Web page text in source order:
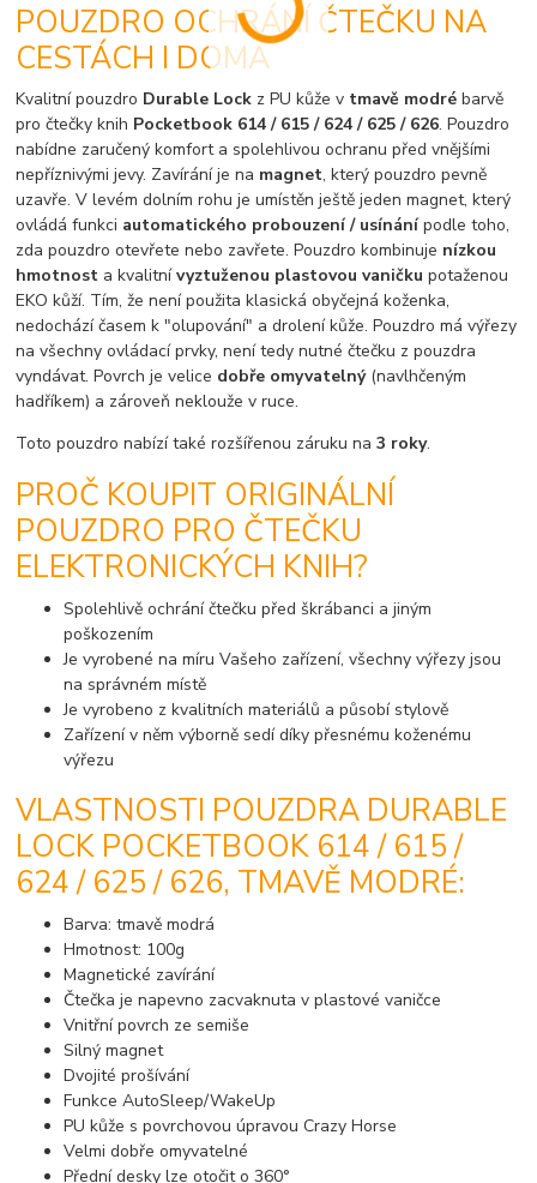
POUZDRO OCHRÁNÍ ČTEČKU NA
CESTÁCH I DOMA
Kvalitní pouzdro Durable Lock z PU kůže v tmavě modré barvě
pro čtečky knih Pocketbook 614 / 615 / 624 / 625 / 626. Pouzdro
nabídne zaručený komfort a spolehlivou ochranu před vnějšími
nepříznivými jevy. Zavírání je na magnet, který pouzdro pevně
uzavře. V levém dolním rohu je umístěn ještě jeden magnet, který
ovládá funkci automatického probouzení / usínánípodle toho,
zda pouzdro otevřete nebo zavřete. Pouzdro kombinuje nízkou
hmotnost a kvalitnívyztuženou plastovou vaničku potaženou
EKO kůží. Tím, že není použita klasická obyčejná koženka,
nedochází časem k "olupování" a drolení kůže. Pouzdro má výřezy
na všechny ovládací prvky, není tedy nutné čtečku z pouzdra
vyndávat. Povrch je velice dobře omyvatelný(navlhčeným
hadříkem) a zároveň neklouže v ruce.
Toto pouzdro nabízí také rozšířenou záruku na3 roky.
PROČ KOUPIT ORIGINÁLNÍ
POUZDRO PRO ČTEČKU
ELEKTRONICKÝCH KNIH?
Spolehlivě ochrání čtečku před škrábanci a jiným
poškozením
Je vyrobené na míru Vašeho zařízení, všechny výřezy jsou
na správném místě
Je vyrobeno z kvalitních materiálů a působí stylově
Zařízení v něm výborně sedí díky přesnému koženému
výřezu
VLASTNOSTI POUZDRA DURABLE
LOCK POCKETBOOK 614 / 615 /
624 / 625 / 626, TMAVĚ MODRÉ:
Barva: tmavě modrá
Hmotnost: 100g
Magnetické zavírání
Čtečka je napevno zacvaknuta v plastové vaničce
Vnitřní povrch ze semiše
Silný magnet
Dvojité prošívání
Funkce AutoSleep/WakeUp
PU kůže s povrchovou úpravou Crazy Horse
Velmi dobře omyvatelné
Přední desky lze otočit o 360°